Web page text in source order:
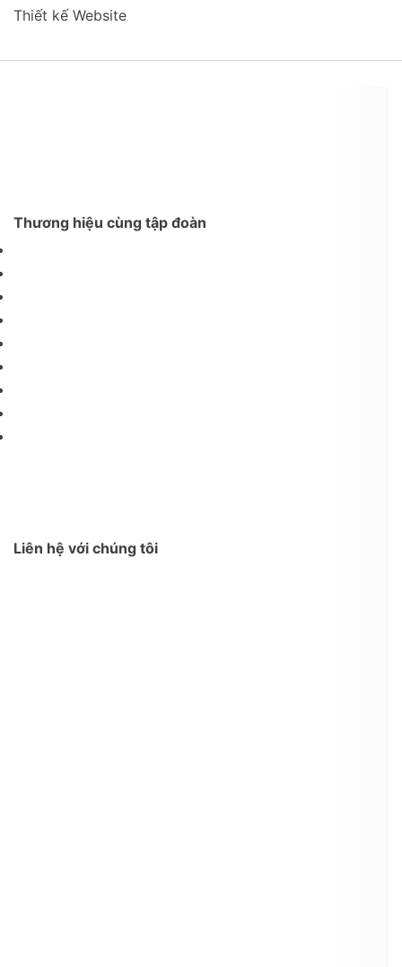
Thiết kế Website
Thương hiệu cùng tập đoàn
Liên hệ với chúng tôi